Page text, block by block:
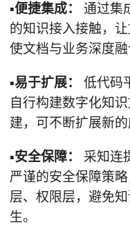
▪便捷集成：
通过集
的知识接入接触，
使文档与业务深度融
▪易于扩展：
低代码
自行构建数字化知
建，可不断扩展新的
▪安全保障：
采知连
严谨的安全保障策
层、权限层，避免
生。